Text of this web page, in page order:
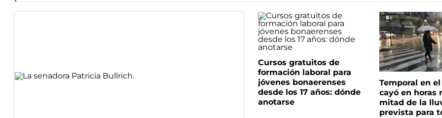
Cursos gratuitos de
formación laboral para
jóvenes bonaerenses
desde los 17 años: dónde
anotarse
Temporal en el
cayó en horas
mitad de la
prevista para